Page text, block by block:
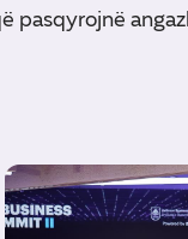
pasqyrojnë